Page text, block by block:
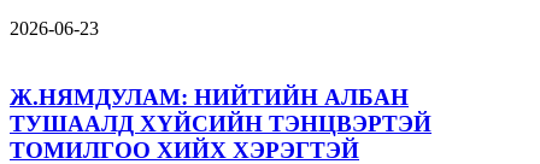
2026-06-23
Ж.НЯМДУЛАМ: НИЙТИЙН АЛБАН
ТУШААЛД ХҮЙСИЙН ТЭНЦВЭРТЭЙ
ТОМИЛГОО ХИЙХ ХЭРЭГТЭЙ